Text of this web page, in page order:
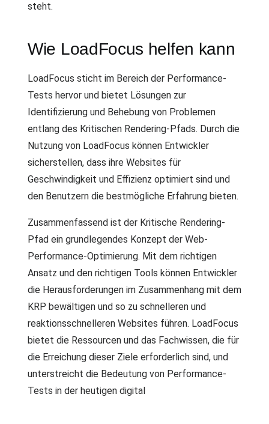
steht.
Wie LoadFocus helfen kann
LoadFocus sticht im Bereich der Performance-
Tests hervor und bietet Lösungen zur
Identifizierung und Behebung von Problemen
entlang des Kritischen Rendering-Pfads. Durch die
Nutzung von LoadFocus können Entwickler
sicherstellen, dass ihre Websites für
Geschwindigkeit und Effizienz optimiert sind und
den Benutzern die bestmögliche Erfahrung bieten.
Zusammenfassend ist der Kritische Rendering-
Pfad ein grundlegendes Konzept der Web-
Performance-Optimierung. Mit dem richtigen
Ansatz und den richtigen Tools können Entwickler
die Herausforderungen im Zusammenhang mit dem
KRP bewältigen und so zu schnelleren und
reaktionsschnelleren Websites führen. LoadFocus
bietet die Ressourcen und das Fachwissen, die für
die Erreichung dieser Ziele erforderlich sind, und
unterstreicht die Bedeutung von Performance-
Tests in der heutigen digital